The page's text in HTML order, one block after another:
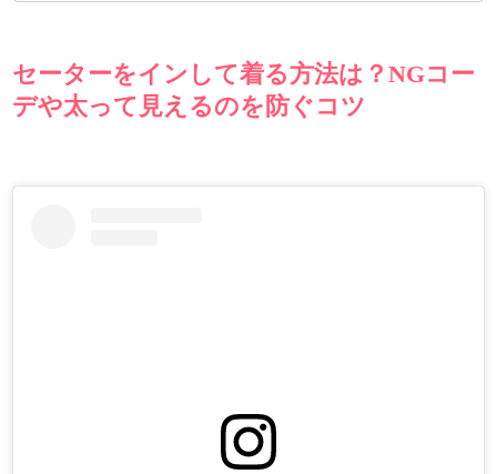
セーターをインして着る方法は？NGコー
デや太って見えるのを防ぐコツ